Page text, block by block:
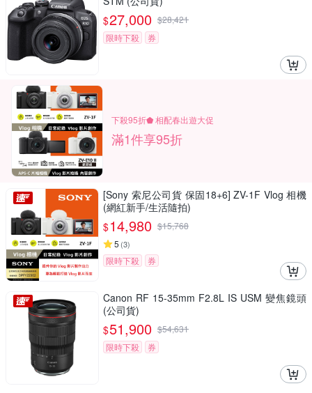
$27,000 $28,421
限時下殺
券
下殺95折⬟ 相配春出遊大促
滿1件享95折
[Sony 索尼公司貨 保固18+6] ZV-1F Vlog 相機
(網紅新手/生活隨拍)
$14,980 $15,768
5 (3)
限時下殺 券
Canon RF 15-35mm F2.8L IS USM 變焦鏡頭
(公司貨)
$51,900 $54,631
限時下殺
券